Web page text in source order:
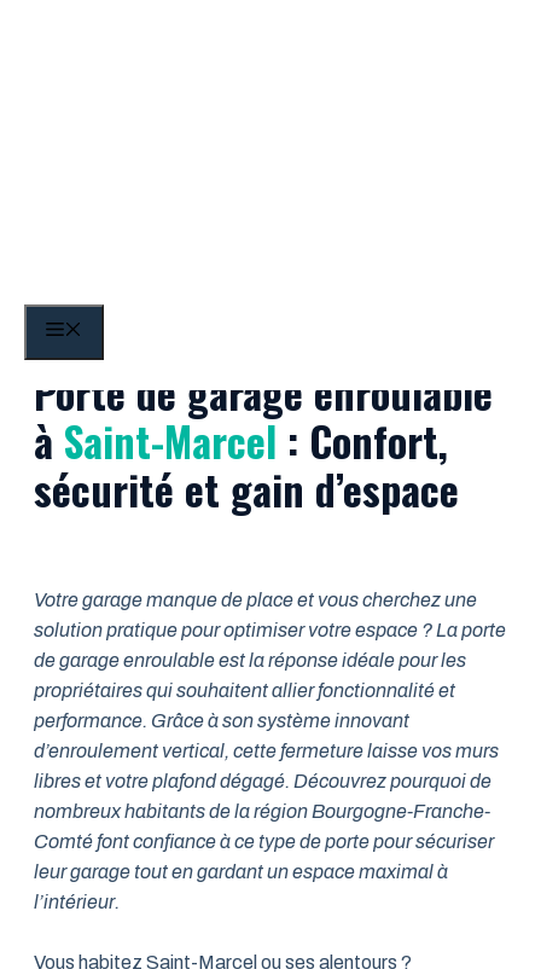
Porte de garage enroulable
à Saint-Marcel: Confort,
sécurité et gain d’espace
Votre garage manque de place et vous cherchez une
solution pratique pour optimiser votre espace ? La porte
de garage enroulable est la réponse idéale pour les
propriétaires qui souhaitent allier fonctionnalité et
performance. Grâce à son système innovant
d’enroulement vertical, cette fermeture laisse vos murs
libres et votre plafond dégagé. Découvrez pourquoi de
nombreux habitants de la région Bourgogne-Franche-
Comté font confiance à ce type de porte pour sécuriser
leur garage tout en gardant un espace maximal à
l’intérieur.
Vous habitez Saint-Marcel ou ses alentours ?